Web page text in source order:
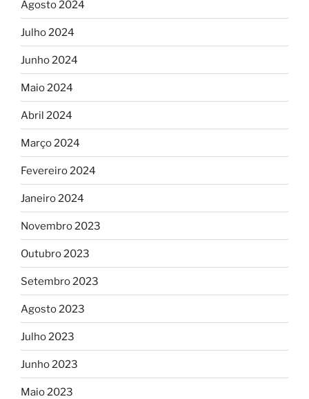
Agosto 2024
Julho 2024
Junho 2024
Maio 2024
Abril 2024
Março 2024
Fevereiro 2024
Janeiro 2024
Novembro 2023
Outubro 2023
Setembro 2023
Agosto 2023
Julho 2023
Junho 2023
Maio 2023